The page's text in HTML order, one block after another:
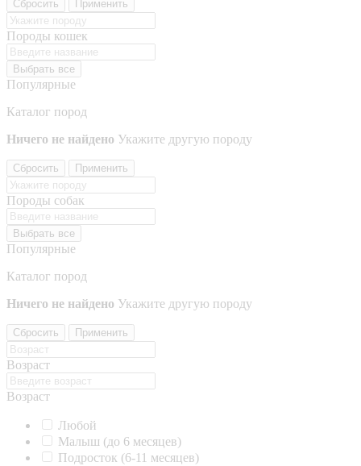
Сбросить Применить
Породы кошек
Выбрать все
Популярные
Каталог пород
Ничего не найдено Укажите другую породу
Сбросить Применить
Породы собак
Выбрать все
Популярные
Каталог пород
Ничего не найдено Укажите другую породу
Сбросить Применить
Возраст
Возраст
Любой
Малыш (до 6 месяцев)
Подросток (6-11 месяцев)